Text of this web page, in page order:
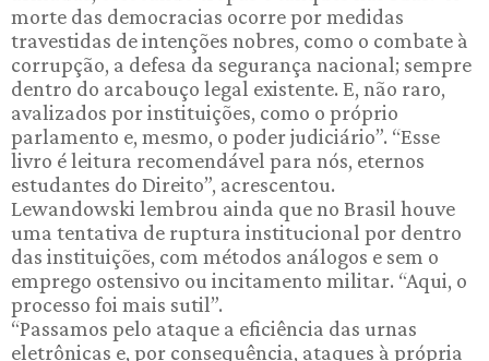
morte das democracias ocorre por medidas
travestidas de intenções nobres, como o combate à
corrupção, a defesa da segurança nacional; sempre
dentro do arcabouço legal existente. E, não raro,
avalizados por instituições, como o próprio
parlamento e, mesmo, o poder judiciário”. “Esse
livro é leitura recomendável para nós, eternos
estudantes do Direito”, acrescentou.
Lewandowski lembrou ainda que no Brasil houve
uma tentativa de ruptura institucional por dentro
das instituições, com métodos análogos e sem o
emprego ostensivo ou incitamento militar. “Aqui, o
processo foi mais sutil”.
“Passamos pelo ataque a eficiência das urnas
eletrônicas e, por consequência, ataques à própria